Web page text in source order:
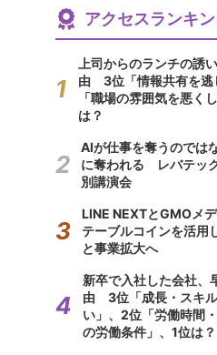
アクセスランキ
上司からのランチの誘
由 3位「情報共有を逃
「職場の雰囲気を悪く
は？
AIが仕事を奪うのでは
に奪われる レバテッ
別講演会
LINE NEXTとGMOメ
テーブルコインを活用
と事業拡大へ
新卒で入社した会社、
由 3位「成長・スキ
い」、2位「労働時間
の労働条件」、1位は？